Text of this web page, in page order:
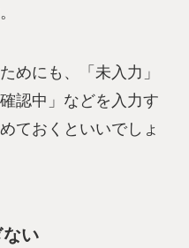
めにも、「未入力」
認中」などを入力す
ておくといいでしょ
い